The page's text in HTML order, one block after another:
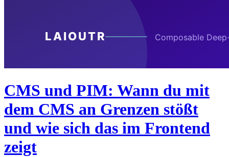
CMS und PIM: Wann du mit
dem CMS an Grenzen stößt
und wie sich das im Frontend
zeigt